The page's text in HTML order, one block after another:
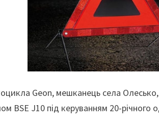
Geon, мешканець села Олесько,
BSE J10 під керуванням 20-річного